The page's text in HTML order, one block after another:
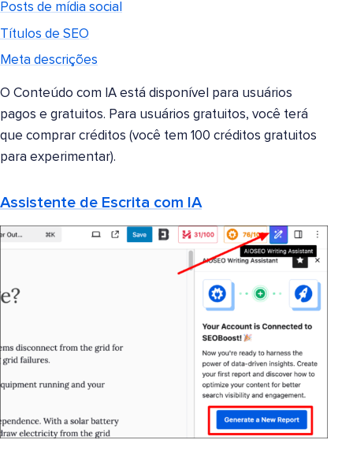
Posts de mídia social
Títulos de SEO
Meta descrições
O Conteúdo com IA está disponível para usuários
pagos e gratuitos. Para usuários gratuitos, você terá
que comprar créditos (você tem 100 créditos gratuitos
para experimentar).
Assistente de Escrita com IA